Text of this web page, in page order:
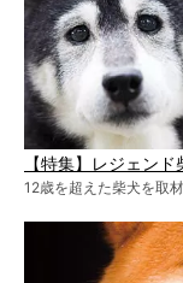
【特集】レジェン
12歳を超えた柴犬を取